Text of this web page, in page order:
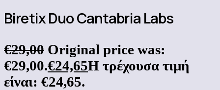
Biretix Duo Cantabria Labs
€29,00 Original price was:
€29,00.€24,65Η τρέχουσα τιμή
είναι: €24,65.